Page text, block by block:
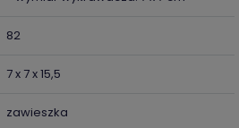
82
7 x 7 x 15,5
zawieszka